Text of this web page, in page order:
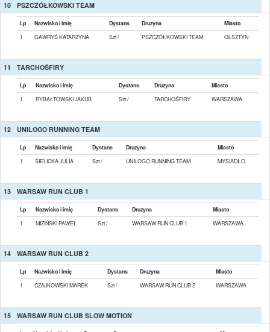
10 PSZCZÓŁKOWSKI TEAM
Lp Nazwisko i imię Dystans Druzyna
Miasto
1
GAWRYŚ KATARZYNA Szt / PSZCZÓŁKOWSKI TEAM OLSZTYN
11 TARCHOŚFIRY
Lp Nazwisko i imię Dystans Druzyna
Miasto
1
RYBAŁTOWSKI JAKUB Szt / TARCHOŚFIRY WARSZAWA
12 UNILOGO RUNNING TEAM
Lp Nazwisko i imię Dystans Druzyna
Miasto
1
SIELICKA JULIA Szt / UNILOGO RUNNING TEAM MYSIADŁO
13 WARSAW RUN CLUB 1
Lp Nazwisko i imię Dystans Druzyna
Miasto
1
MIZIŃSKI PAWEŁ Szt / WARSAW RUN CLUB 1 WARSZAWA
14 WARSAW RUN CLUB 2
Lp Nazwisko i imię Dystans Druzyna
Miasto
1
CZAJKOWSKI MAREK Szt / WARSAW RUN CLUB 2 WARSZAWA
15 WARSAW RUN CLUB SLOW MOTION